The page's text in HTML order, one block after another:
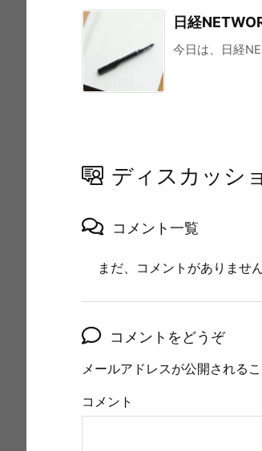
日経
今日は、日経
ディスカッシ
コメント一覧
まだ、コメントがありませ
コメントをどうぞ
メールアドレスが公開されるこ
コメント